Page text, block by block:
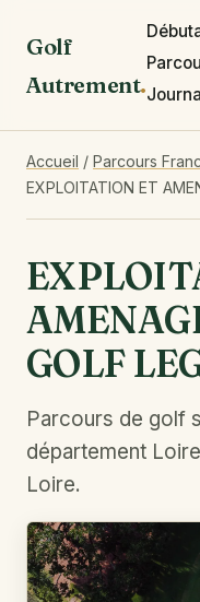
Golf
Autrement.
Accueil / Parcours
EXPLOITATION ET
GOLF
Parcours de golf
département
Loire.